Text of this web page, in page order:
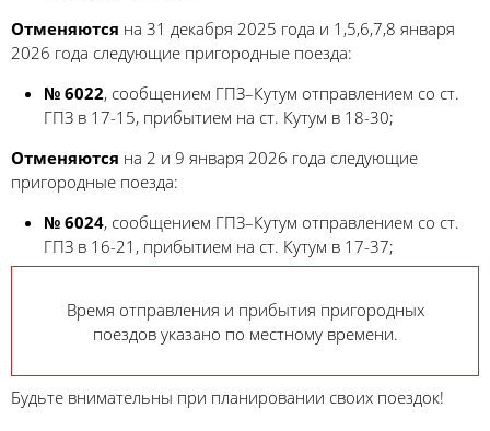
Отменяются на 31 декабря 2025 года и 1,5,6,7,8 января
2026 года следующие пригородные поезда:
№ 6022, сообщением ГПЗ–Кутум отправлением со ст.
ГПЗ в 17-15, прибытием на ст. Кутум в 18-30;
Отменяются на 2 и 9 января 2026 года следующие
пригородные поезда:
№ 6024, сообщением ГПЗ–Кутум отправлением со ст.
ГПЗ в 16-21, прибытием на ст. Кутум в 17-37;
Время отправления и прибытия пригородных
поездов указано по местному времени.
Будьте внимательны при планировании своих поездок!